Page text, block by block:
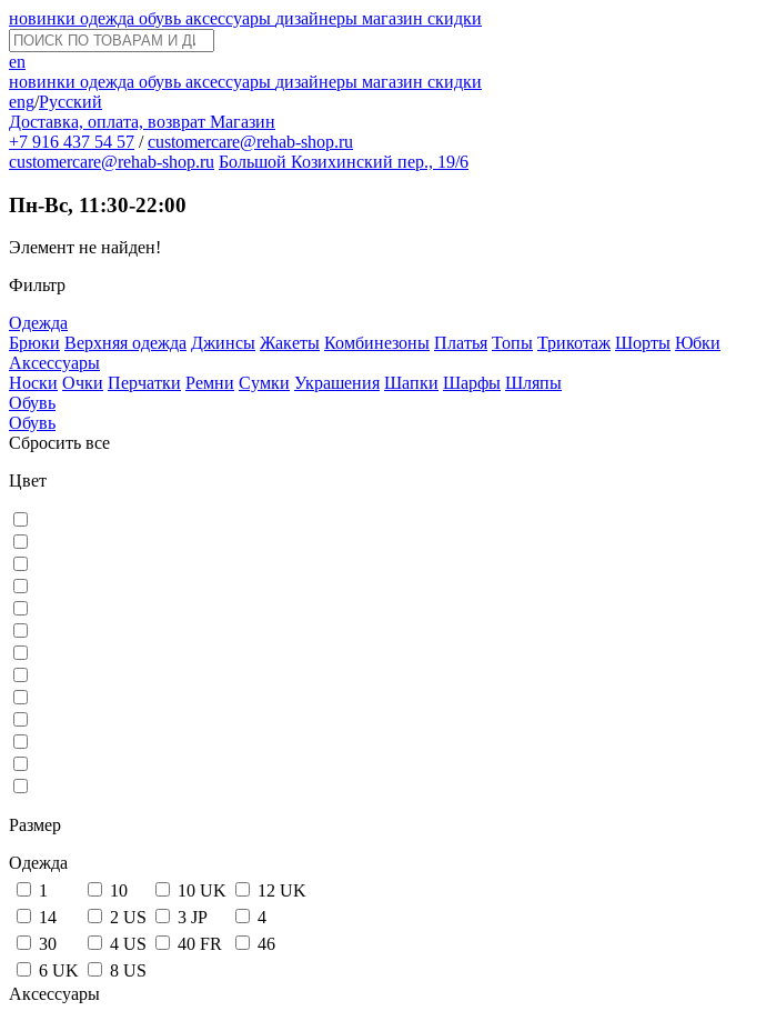
новинки одежда обувь аксессуары дизайнеры магазин скидки
en
новинки одежда обувь аксессуары дизайнеры магазин скидки
eng/Русский
Доставка, оплата, возврат Магазин
+7 916 437 54 57 / customercare@rehab-shop.ru
customercare@rehab-shop.ru Большой Козихинский пер., 19/6
Пн-Вс, 11:30-22:00
Элемент не найден!
Фильтр
Одежда
Брюки Верхняя одежда Джинсы Жакеты Комбинезоны Платья Топы Трикотаж Шорты Юбки
Аксессуары
Носки Очки Перчатки Ремни Сумки Украшения Шапки Шарфы Шляпы
Обувь
Обувь
Сбросить все
Цвет
Размер
Одежда
1
10 10 UK
12 UK
14
2 US 3 JP
4
30
4 US 40 FR
46
6 UK
8 US
Аксессуары